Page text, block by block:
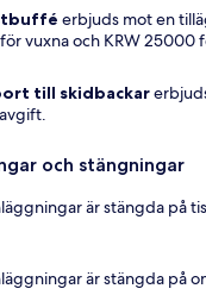
erbjuds mot en
vuxna och KRW 25000
till skidbackar
och stängningar
är stängda på
är stängda på